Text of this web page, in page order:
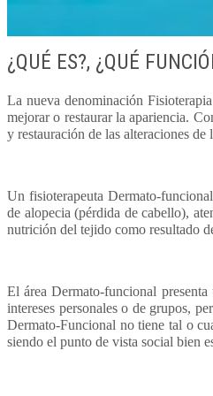
¿QUÉ ES?, ¿QUÉ
La nueva denominación
mejorar o restaurar la apariencia.
y restauración de las alteraciones
Un fisioterapeuta Dermato-
de alopecia (pérdida de cabello),
nutrición del tejido como resultado
El área Dermato-funcional
intereses personales o de grupos,
Dermato-Funcional no tiene tal o
siendo el punto de vista social bien